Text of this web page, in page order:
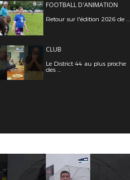
FOOTBALL D'ANIMATION
Retour sur l'édition 2026 de ...
CLUB
Le District 44 au plus proche
des ...